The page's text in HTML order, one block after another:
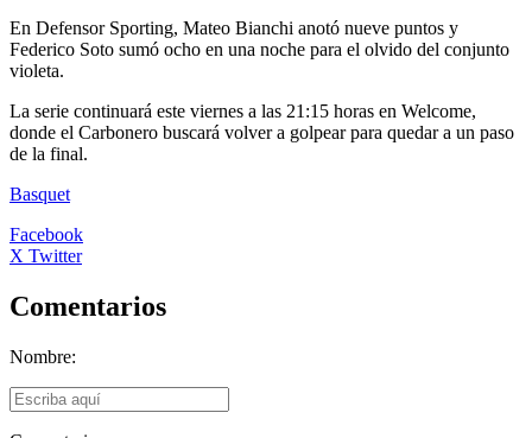
En Defensor Sporting, Mateo Bianchi anotó nueve puntos y
Federico Soto sumó ocho en una noche para el olvido del conjunto
violeta.
La serie continuará este viernes a las 21:15 horas en Welcome,
donde el Carbonero buscará volver a golpear para quedar a un paso
de la final.
Basquet
Facebook
X Twitter
Comentarios
Nombre: